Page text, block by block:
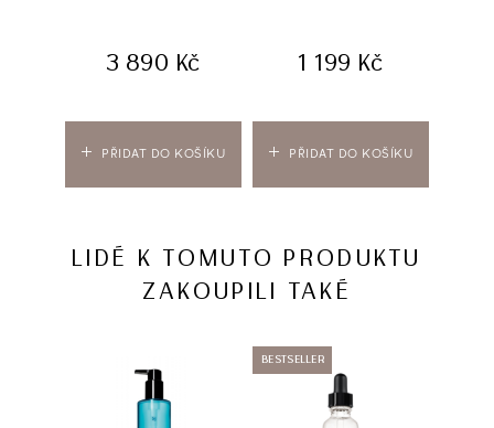
PŘIDAT DO KOŠÍKU
3 890 Kč
PŘIDAT DO KOŠÍKU
1 199 Kč
LIDÉ K TOMUTO PRODUKTU
ZAKOUPILI TAKÉ
BESTSELLER